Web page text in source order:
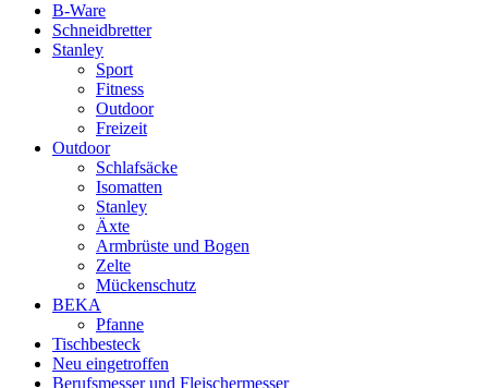
B-Ware
Schneidbretter
Stanley
Sport
Fitness
Outdoor
Freizeit
Outdoor
Schlafsäcke
Isomatten
Stanley
Äxte
Armbrüste und Bogen
Zelte
Mückenschutz
BEKA
Pfanne
Tischbesteck
Neu eingetroffen
Berufsmesser und Fleischermesser